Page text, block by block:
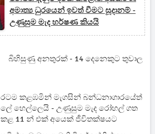
අමාත්‍ය ධුරයෙන් ඉවත් වීමට සූදානම් -
උණුසුම මැද හර්ෂණ කියයි
බිහිසුණු අනතුරක් - 14 දෙනෙකුට තුවාල
රටම කළඹමින් මැගසින් බන්ධනාගාරයේත්
ලේ හෙල්ලෙයි - උණුසුම මැද රෝහල් ගත
කළ 11 න් එක් අයෙක් ජීවිතක්ෂයට